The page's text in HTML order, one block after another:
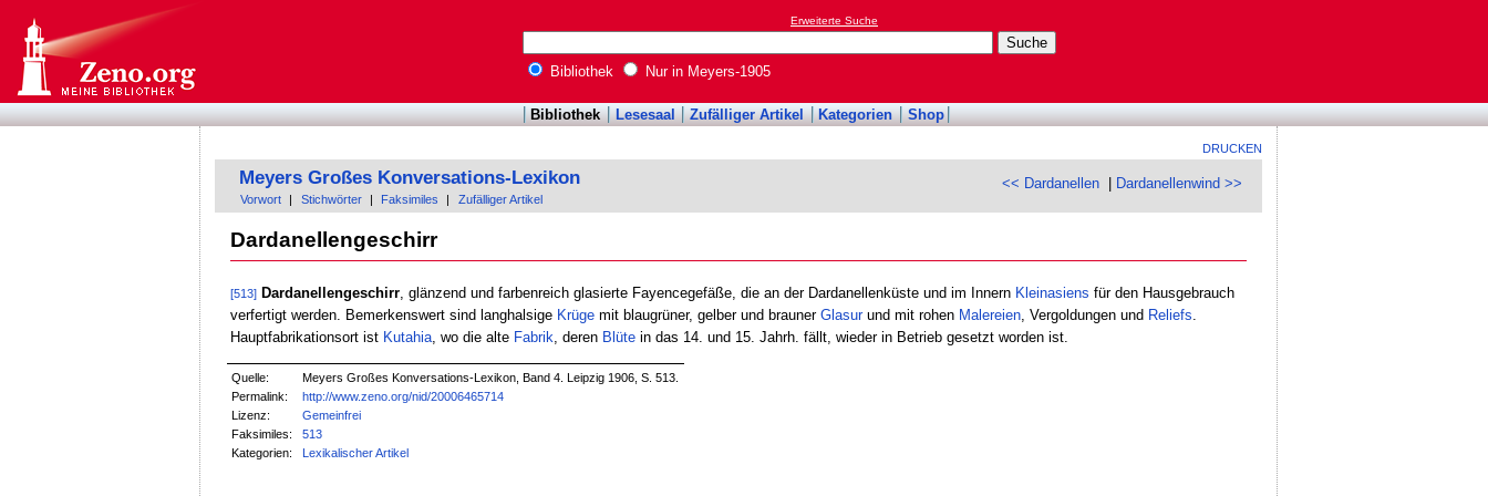
Erweiterte Suche
Bibliothek Nur in Meyers-1905
Bibliothek Lesesaal Zufälliger Artikel Kategorien Shop
DRUCKEN
<< Dardanellen Dardanellenwind >>
Meyers Großes Konversations-Lexikon
Vorwort Stichwörter Faksimiles Zufälliger Artikel
Dardanellengeschirr
[513] Dardanellengeschirr, glänzend und farbenreich glasierte Fayencegefäße, die an der Dardanellenküste und im Innern Kleinasiens für den Hausgebrauch
verfertigt werden. Bemerkenswert sind langhalsige Krügemit blaugrüner, gelber und brauner Glasurund mit rohen Malereien, Vergoldungen und Reliefs
Hauptfabrikationsort ist Kutahia, wo die alte Fabrik , deren Blütein das 14. und 15. Jahrh. fällt, wieder in Betrieb gesetzt worden ist.
Quelle:
Meyers Großes Konversations-Lexikon, Band 4. Leipzig 1906, S. 513.
Permalink:
http://www.zeno.org/nid/20006465714
Lizenz:
Gemeinfrei
Faksimiles:
513
Kategorien:
Lexikalischer Artikel